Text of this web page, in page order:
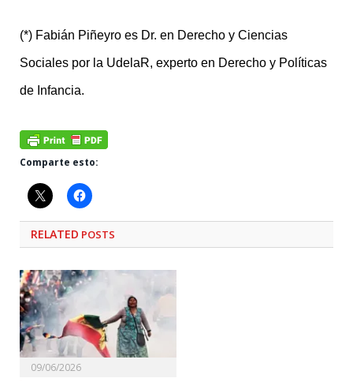
(*) Fabián Piñeyro es Dr. en Derecho y Ciencias
Sociales por la UdelaR, experto en Derecho y Políticas
de Infancia.
Comparte esto:
RELATED POSTS
09/06/2026